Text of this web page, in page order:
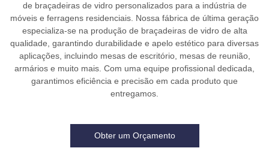
de braçadeiras de vidro personalizados para a indústria de
móveis e ferragens residenciais. Nossa fábrica de última geração
especializa-se na produção de braçadeiras de vidro de alta
qualidade, garantindo durabilidade e apelo estético para diversas
aplicações, incluindo mesas de escritório, mesas de reunião,
armários e muito mais. Com uma equipe profissional dedicada,
garantimos eficiência e precisão em cada produto que
entregamos.
Obter um Orçamento